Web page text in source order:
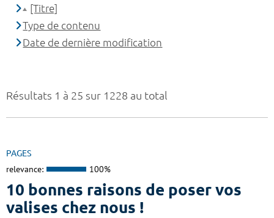
Résultats 1 à 25 sur 1228 au total
PAGES
relevance: 100%
10 bonnes raisons de poser vos
valises chez nous !
[Titre]
Type de contenu
Date de dernière modification